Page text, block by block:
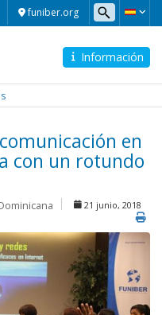
funiber.org
Información
en
con un rotundo
21 junio, 2018